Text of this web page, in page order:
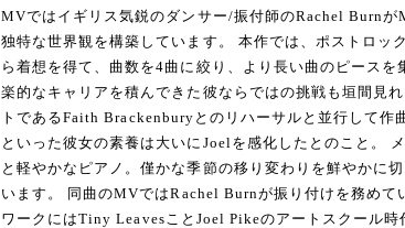
MVではイギリス気鋭のダンサー/振付師のRachel Burnが
独特な世界観を構築しています。 本作では、ポストロッ
ら着想を得て、曲数を4曲に絞り、より長い曲のピースを
楽的なキャリアを積んできた彼ならではの挑戦も垣間見
トであるFaith Brackenburyとのリハーサルと並行して作
といった彼女の素養は大いにJoelを感化したとのこと。
と軽やかなピアノ。僅かな季節の移り変わりを鮮やかに
います。 同曲のMVではRachel Burnが振り付けを務めて
ワークにはTiny LeavesことJoel Pikeのアートスクール